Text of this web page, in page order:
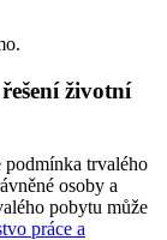
životní
trvalého
osoby a
pobytu může
práce a